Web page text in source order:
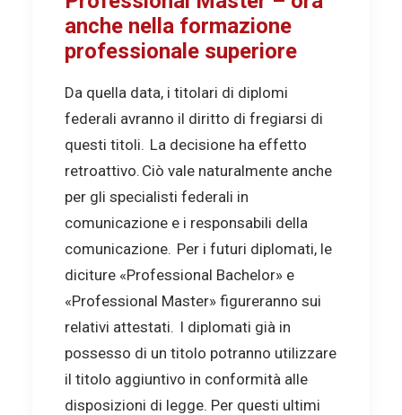
anche nella formazione
professionale superiore
Da quella data, i titolari di diplomi
federali avranno il diritto di fregiarsi di
questi titoli. La decisione ha effetto
retroattivo. Ciò vale naturalmente anche
per gli specialisti federali in
comunicazione e i responsabili della
comunicazione. Per i futuri diplomati, le
diciture «Professional Bachelor» e
«Professional Master» figureranno sui
relativi attestati. I diplomati già in
possesso di un titolo potranno utilizzare
il titolo aggiuntivo in conformità alle
disposizioni di legge. Per questi ultimi